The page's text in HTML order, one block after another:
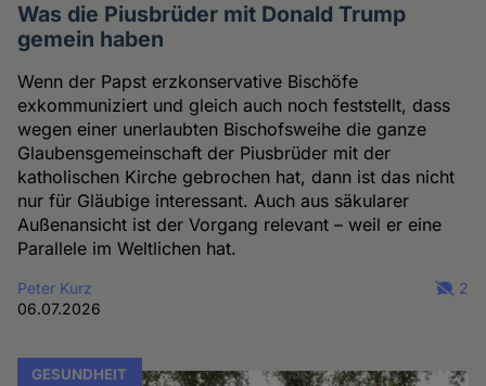
Was die Piusbrüder mit Donald Trump
gemein haben
Wenn der Papst erzkonservative Bischöfe
exkommuniziert und gleich auch noch feststellt, dass
wegen einer unerlaubten Bischofsweihe die ganze
Glaubensgemeinschaft der Piusbrüder mit der
katholischen Kirche gebrochen hat, dann ist das nicht
nur für Gläubige interessant. Auch aus säkularer
Außenansicht ist der Vorgang relevant – weil er eine
Parallele im Weltlichen hat.
Peter Kurz
06.07.2026
2
GESUNDHEIT